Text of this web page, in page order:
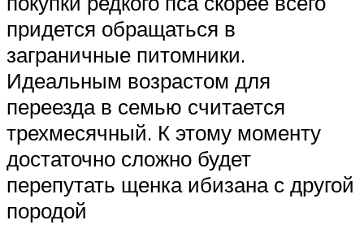
придется обращаться в
заграничные питомники.
Идеальным возрастом для
переезда в семью считается
трехмесячный. К этому моменту
достаточно сложно будет
перепутать щенка ибизана с другой
породой